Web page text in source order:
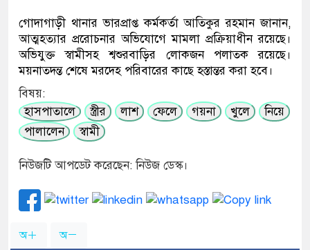
গোদাগাড়ী থানার ভারপ্রাপ্ত কর্মকর্তা আতিকুর রহমান জানান,
আত্মহত্যার প্ররোচনার অভিযোগে মামলা প্রক্রিয়াধীন রয়েছে।
অভিযুক্ত স্বামীসহ শ্বশুরবাড়ির লোকজন পলাতক রয়েছে।
ময়নাতদন্ত শেষে মরদেহ পরিবারের কাছে হস্তান্তর করা হবে।
বিষয়:
হাসপাতালে
স্ত্রীর লাশ ফেলে গয়না খুলে
নিয়ে
পালালেন
স্বামী
নিউজটি আপডেট করেছেন: নিউজ ডেস্ক।
অ অ